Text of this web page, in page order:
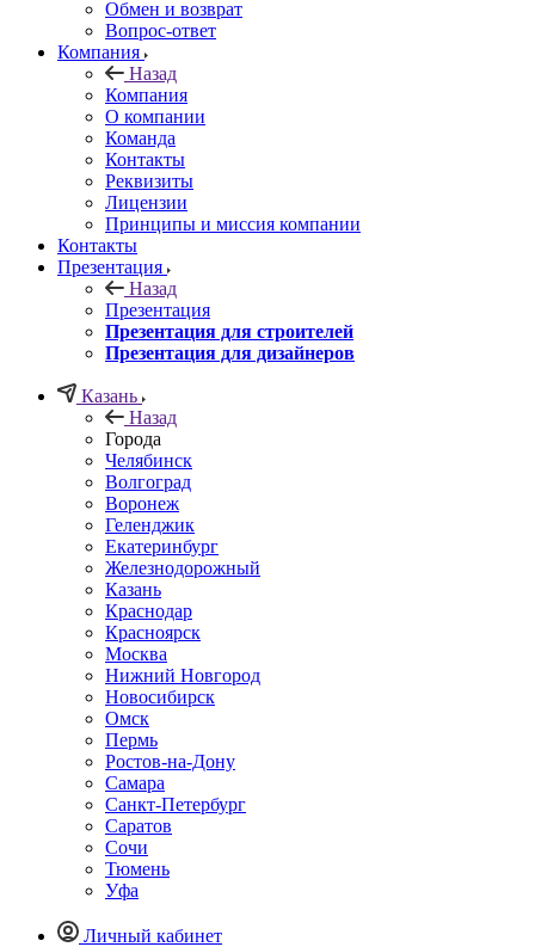
Обмен и возврат
Вопрос-ответ
Компания
Назад
Компания
О компании
Команда
Контакты
Реквизиты
Лицензии
Принципы и миссия компании
Контакты
Презентация
Назад
Презентация
Презентация для строителей
Презентация для дизайнеров
Казань
Назад
Города
Челябинск
Волгоград
Воронеж
Геленджик
Екатеринбург
Железнодорожный
Казань
Краснодар
Красноярск
Москва
Нижний Новгород
Новосибирск
Омск
Пермь
Ростов-на-Дону
Самара
Санкт-Петербург
Саратов
Сочи
Тюмень
Уфа
Личный кабинет